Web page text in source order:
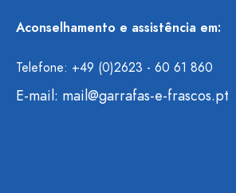
Aconselhamento e assistência em:
Telefone: +49 (0)2623 - 60 61 860
E-mail: mail@garrafas-e-frascos.pt